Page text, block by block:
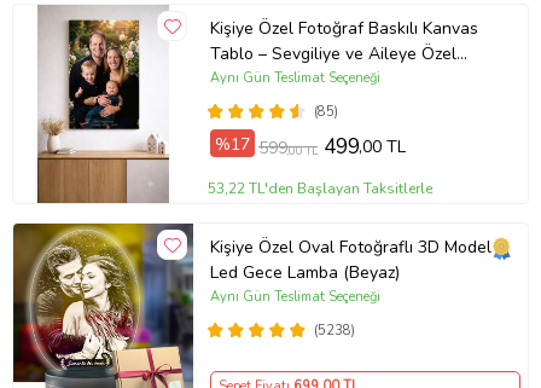
Kişiye Özel Fotoğraf Baskılı Kanvas
Tablo – Sevgiliye ve Aileye Özel
Hediye (ÇokluRenk)
(85)
Aynı Gün Teslimat Seçeneği
%17 599,00 TL 499,00 TL
53,22 TL'den Başlayan Taksitlerle
Kişiye Özel Oval Fotoğraflı 3D Model
Led Gece Lamba (Beyaz)
(5238)
Aynı Gün Teslimat Seçeneği